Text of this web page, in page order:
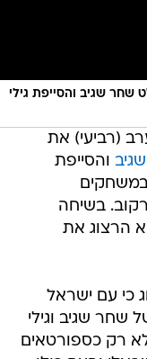
שגיב והסייפת גילי
(רביעי) את
והסייפת
במשחקים
בשיחה
הרצוג את
כי עם ישראל
שחר שגיב וגילי
רק כספורטאים